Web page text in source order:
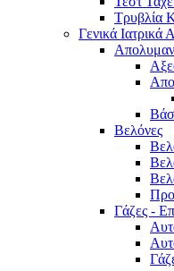
Τρυβλία
Γενικά Ιατρικά
Βελόνες
Γάζες -